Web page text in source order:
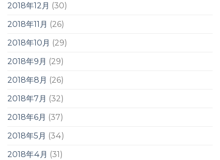
2018年12月 (30)
2018年11月 (26)
2018年10月 (29)
2018年9月 (29)
2018年8月 (26)
2018年7月 (32)
2018年6月 (37)
2018年5月 (34)
2018年4月 (31)